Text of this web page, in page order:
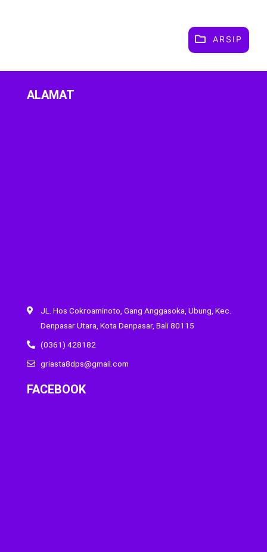
ARSIP
ALAMAT
JL. Hos Cokroaminoto, Gang Anggasoka, Ubung, Kec.
Denpasar Utara, Kota Denpasar, Bali 80115
(0361) 428182
griasta8dps@gmail.com
FACEBOOK